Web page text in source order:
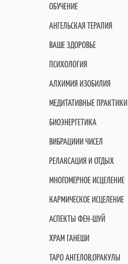
ОБУЧЕНИЕ
АНГЕЛЬСКАЯ ТЕРАПИЯ
ВАШЕ ЗДОРОВЬЕ
ПСИХОЛОГИЯ
АЛХИМИЯ ИЗОБИЛИЯ
МЕДИТАТИВНЫЕ ПРАКТИКИ
БИОЭНЕРГЕТИКА
ВИБРАЦИИИ ЧИСЕЛ
РЕЛАКСАЦИЯ И ОТДЫХ
МНОГОМЕРНОЕ ИСЦЕЛЕНИЕ
КАРМИЧЕСКОЕ ИСЦЕЛЕНИЕ
АСПЕКТЫ ФЕН-ШУЙ
ХРАМ ГАНЕШИ
ТАРО АНГЕЛОВ,ОРАКУЛЫ